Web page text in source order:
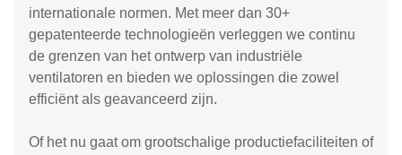
internationale normen. Met meer dan 30+
gepatenteerde technologieën verleggen we continu
de grenzen van het ontwerp van industriële
ventilatoren en bieden we oplossingen die zowel
efficiënt als geavanceerd zijn.
Of het nu gaat om grootschalige productiefaciliteiten of